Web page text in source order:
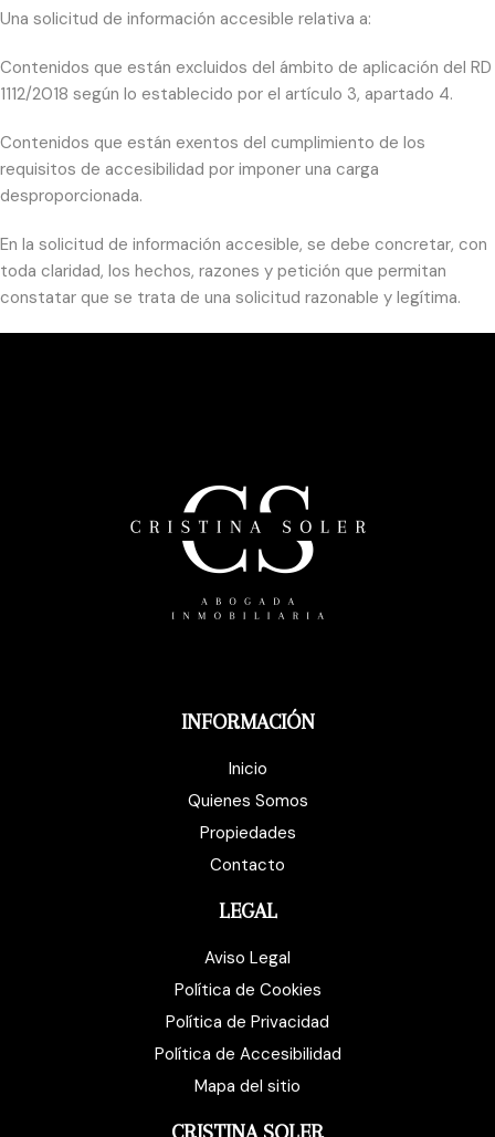
Una solicitud de información accesible relativa a:
Contenidos que están excluidos del ámbito de aplicación del RD
1112/2018 según lo establecido por el artículo 3, apartado 4.
Contenidos que están exentos del cumplimiento de los
requisitos de accesibilidad por imponer una carga
desproporcionada.
En la solicitud de información accesible, se debe concretar, con
toda claridad, los hechos, razones y petición que permitan
constatar que se trata de una solicitud razonable y legítima.
INFORMACIÓN
Inicio
Quienes Somos
Propiedades
Contacto
LEGAL
Aviso Legal
Política de Cookies
Política de Privacidad
Política de Accesibilidad
Mapa del sitio